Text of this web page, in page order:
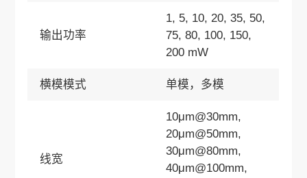
输出功率
1, 5, 10, 20, 35, 50,
75, 80, 100, 150,
200 mW
横模模式 单模，多模
线宽
10μm@30mm,
20μm@50mm,
30μm@80mm,
40μm@100mm,